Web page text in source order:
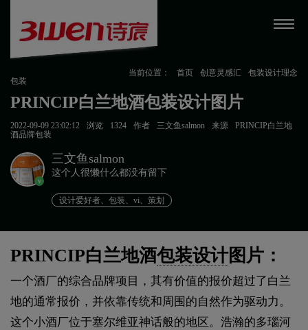
当前位置： 首页 创意灵感汇
包装设计理念
包装
PRINCIP白兰地酒包装设计图片
2022-09-09 23:02:12 浏览 1324 作者 三文鱼salmon 来源
PRINCIP白兰地
酒品牌包装
v
三文鱼salmon
这个人很懒什么都没有留下
设计爱好者、包装、vi、策划
PRINCIP白兰地酒包装设计图片：
一个酒厂的综合品牌项目，其有价值的报价超过了白兰
地的通常报价，并依靠传统和周围的自然作为驱动力。
这个小酒厂位于塞尔维亚神话般的地区。浩瀚的多瑙河